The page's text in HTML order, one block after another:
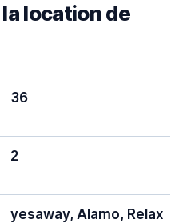
location de
36
2
yesaway, Alamo, Relax